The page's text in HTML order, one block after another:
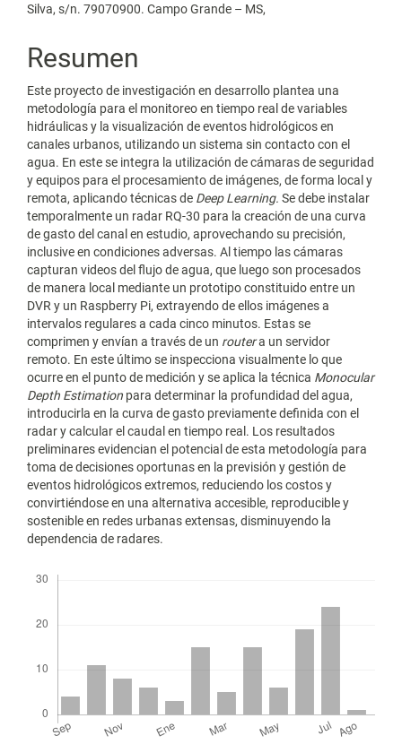
Silva, s/n. 79070900. Campo Grande – MS,
Resumen
Este proyecto de investigación en desarrollo plantea una
metodología para el monitoreo en tiempo real de variables
hidráulicas y la visualización de eventos hidrológicos en
canales urbanos, utilizando un sistema sin contacto con el
agua. En este se integra la utilización de cámaras de seguridad
y equipos para el procesamiento de imágenes, de forma local y
remota, aplicando técnicas de Deep Learning. Se debe instalar
temporalmente un radar RQ-30 para la creación de una curva
de gasto del canal en estudio, aprovechando su precisión,
inclusive en condiciones adversas. Al tiempo las cámaras
capturan videos del flujo de agua, que luego son procesados
de manera local mediante un prototipo constituido entre un
DVR y un Raspberry Pi, extrayendo de ellos imágenes a
intervalos regulares a cada cinco minutos. Estas se
comprimen y envían a través de un routera un servidor
remoto. En este último se inspecciona visualmente lo que
ocurre en el punto de medición y se aplica la técnica Monocular
Depth Estimation para determinar la profundidad del agua,
introducirla en la curva de gasto previamente definida con el
radar y calcular el caudal en tiempo real. Los resultados
preliminares evidencian el potencial de esta metodología para
toma de decisiones oportunas en la previsión y gestión de
eventos hidrológicos extremos, reduciendo los costos y
convirtiéndose en una alternativa accesible, reproducible y
sostenible en redes urbanas extensas, disminuyendo la
dependencia de radares.